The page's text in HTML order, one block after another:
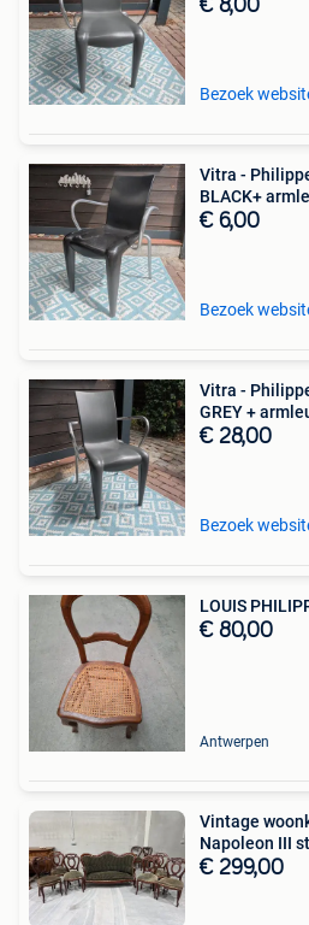
€ 8,00
Bezoek
Vitra -
BLACK+
€ 6,00
Bezoek
Vitra -
GREY +
€ 28,00
Bezoek
€ 80,00
Antwerpen
Vintage
Napoleon III
€ 299,00